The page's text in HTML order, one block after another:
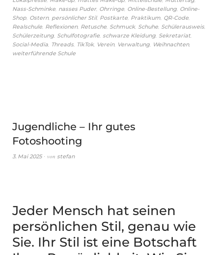
Nass-Schminke nasses Puder, Ohrringe Online-Bestellung Online-
Shop Ostern, persönlicher Stil, Postkarte Praktikum QR-Code
Realschule Reflexionen, Retusche Schmuck, Schuhe Schülerausweis
Schülerzeitung Schulfotografie schwarze Kleidung Sekretariat
Social-Media Threads TikTok, Verein, Verwaltung Weihnachten,
weiterführende Schule
Jugendliche – Ihr gutes
Fotoshooting
3. Mai 2025 von stefan
Jeder Mensch hat seinen
persönlichen Stil, genau wie
Sie. Ihr Stil ist eine Botschaft